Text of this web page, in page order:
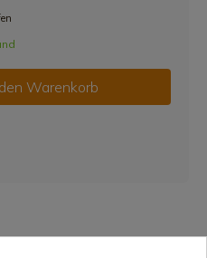
Warenkorb